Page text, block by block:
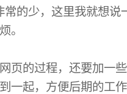
常的少，这里我就想说
。
页的过程，还要加一
一起，方便后期的工